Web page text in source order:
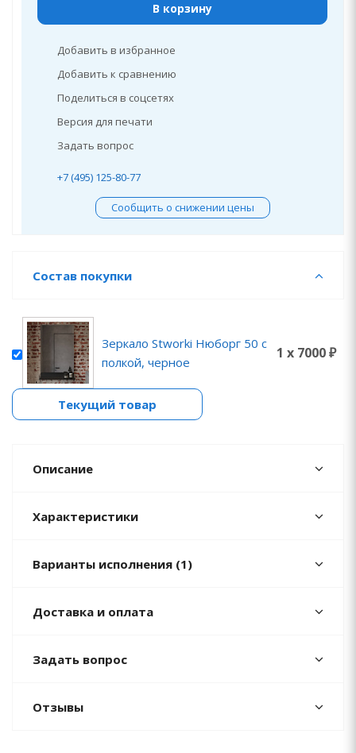
В корзину
Добавить в избранное
Добавить к сравнению
Поделиться в соцсетях
Версия для печати
Задать вопрос
+7 (495) 125-80-77
Сообщить о снижении цены
Состав покупки
Зеркало Stworki Нюборг 50 с
полкой, черное
1 x 7000 ₽
Текущий товар
Описание
Характеристики
Варианты исполнения (1)
Доставка и оплата
Задать вопрос
Отзывы